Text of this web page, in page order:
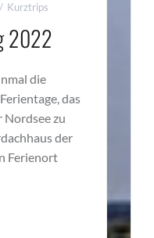
Kurztrips
2022
die
das
Nordsee zu
der
Ferienort